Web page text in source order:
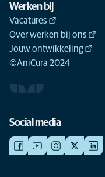
Werken bij
Vacatures
Over werken bij ons
Jouw ontwikkeling
©AniCura 2024
Social media